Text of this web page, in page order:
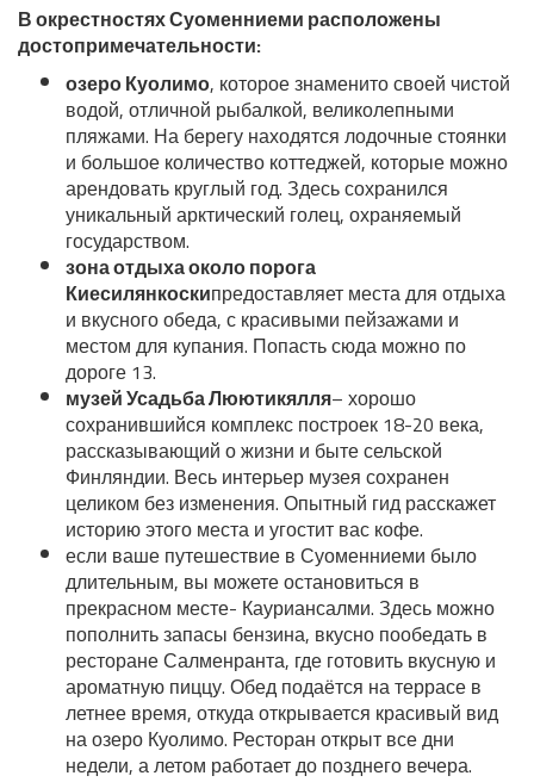
В окрестностях Суоменниеми расположены
достопримечательности:
озеро Куолимо, которое знаменито своей чистой
водой, отличной рыбалкой, великолепными
пляжами. На берегу находятся лодочные стоянки
и большое количество коттеджей, которые можно
арендовать круглый год. Здесь сохранился
уникальный арктический голец, охраняемый
государством.
зона отдыха около порога
Киесилянкоскипредоставляет места для отдыха
и вкусного обеда, с красивыми пейзажами и
местом для купания. Попасть сюда можно по
дороге 13.
музей Усадьба Люютикялля– хорошо
сохранившийся комплекс построек 18-20 века,
рассказывающий о жизни и быте сельской
Финляндии. Весь интерьер музея сохранен
целиком без изменения. Опытный гид расскажет
историю этого места и угостит вас кофе.
если ваше путешествие в Суоменниеми было
длительным, вы можете остановиться в
прекрасном месте- Кауриансалми. Здесь можно
пополнить запасы бензина, вкусно пообедать в
ресторане Салменранта, где готовить вкусную и
ароматную пиццу. Обед подаётся на террасе в
летнее время, откуда открывается красивый вид
на озеро Куолимо. Ресторан открыт все дни
недели, а летом работает до позднего вечера.